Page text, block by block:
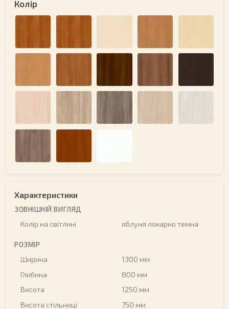
Колір
Характеристики
ЗОВНІШНІЙ ВИГЛЯД
Колір на світлині
яблуня локарно темна
РОЗМІР
Ширина
1300 мм
Глибина
800 мм
Висота
1250 мм
Висота стільниці
750 мм